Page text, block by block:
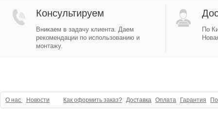
Консультируем
Вникаем в задачу клиента. Даем
рекомендации по использованию и
монтажу.
По
О нас Новости Как оформить заказ? Доставка Оплата Гарантия